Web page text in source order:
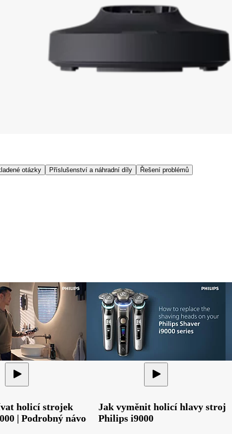
otázky Příslušenství a náhradní díly Řešení problémů
holicí strojek
| Podrobný návod
Jak vyměnit holicí hlavy strojku
Philips i9000